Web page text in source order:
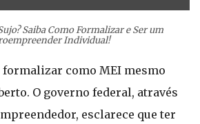
Saiba Como Formalizar e Ser um
Individual!
formalizar como MEI mesmo
O governo federal, através
esclarece que ter